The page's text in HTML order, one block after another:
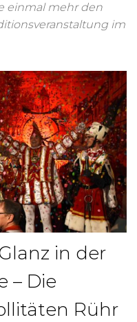
einmal mehr den
im
in der
– Die
Rühr